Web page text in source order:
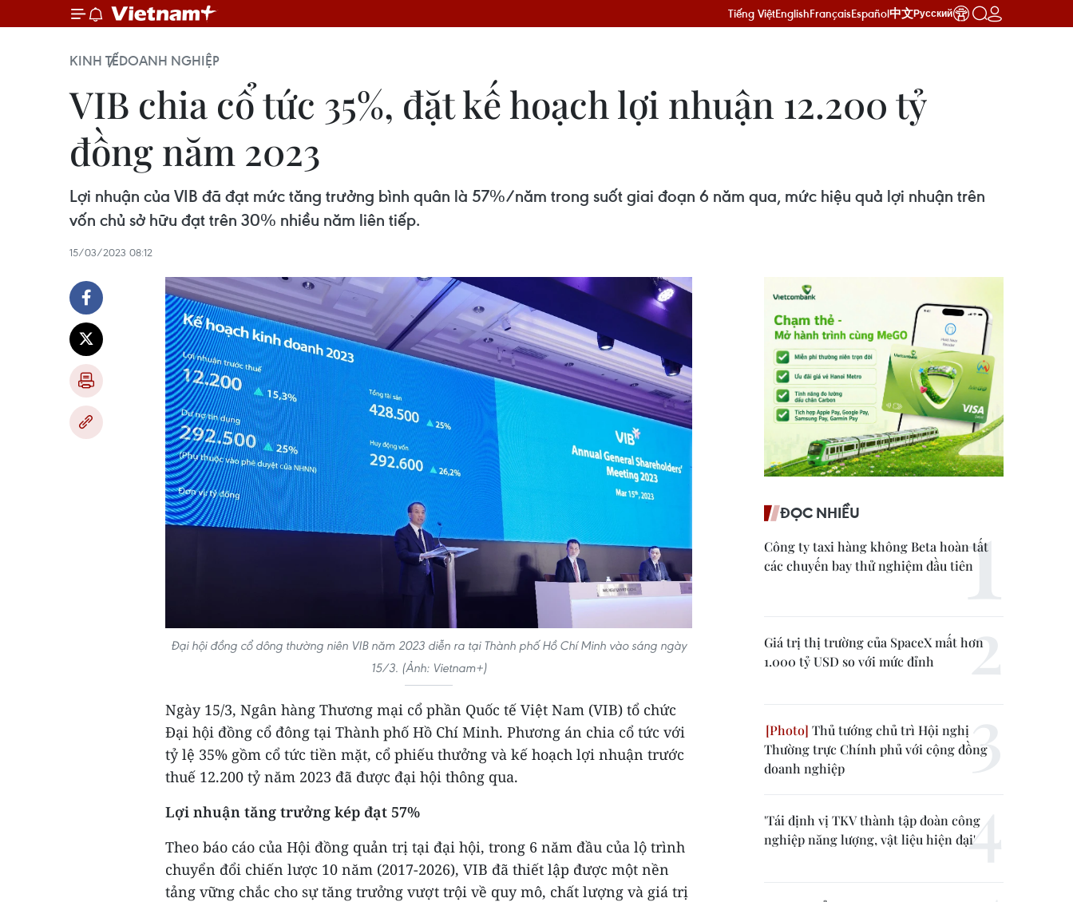
Tiếng ViệtEnglishFrançaisEspañol中文Русский
KINH TẾDOANH NGHIỆP
VIB chia cổ tức 35%, đặt kế hoạch lợi nhuận 12.200 tỷ
đồng năm 2023
Lợi nhuận của VIB đã đạt mức tăng trưởng bình quân là 57%/năm trong suốt giai đoạn 6 năm qua, mức hiệu quả lợi nhuận trên
vốn chủ sở hữu đạt trên 30% nhiều năm liên tiếp.
15/03/2023 08:12
Đại hội đồng cổ dông thường niên VIB năm 2023 diễn ra tại Thành phố Hồ Chí Minh vào sáng ngày
15/3. (Ảnh: Vietnam+)
Ngày 15/3, Ngân hàng Thương mại cổ phần Quốc tế Việt Nam (VIB) tổ chức
Đại hội đồng cổ đông tại Thành phố Hồ Chí Minh. Phương án chia cổ tức với
tỷ lệ 35% gồm cổ tức tiền mặt, cổ phiếu thưởng và kế hoạch lợi nhuận trước
thuế 12.200 tỷ năm 2023 đã được đại hội thông qua.
Lợi nhuận tăng trưởng kép đạt 57%
Theo báo cáo của Hội đồng quản trị tại đại hội, trong 6 năm đầu của lộ trình
chuyển đổi chiến lược 10 năm (2017-2026), VIB đã thiết lập được một nền
tảng vững chắc cho sự tăng trưởng vượt trội về quy mô, chất lượng và giá trị
ĐỌC NHIỀU
Công ty taxi hàng không Beta hoàn tất
các chuyến bay thử nghiệm đầu tiên
Giá trị thị trường của SpaceX mất hơn
1.000 tỷ USD so với mức đỉnh
Thủ tướng chủ trì Hội nghị
Thường trực Chính phủ với cộng đồng
doanh nghiệp
'Tái định vị TKV thành tập đoàn công
nghiệp năng lượng, vật liệu hiện đại'